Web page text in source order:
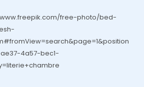
free-photo/bed-
4a57-bec1-